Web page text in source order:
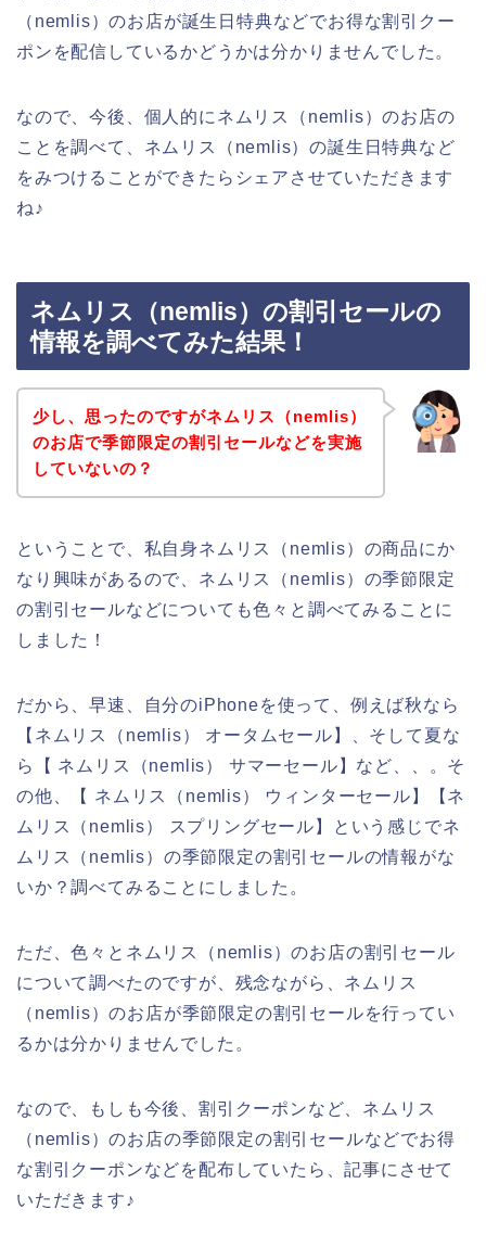
（nemlis）のお店が誕生日特典などでお得な割引クー
ポンを配信しているかどうかは分かりませんでした。
なので、今後、個人的にネムリス（nemlis）のお店の
ことを調べて、ネムリス（nemlis）の誕生日特典など
をみつけることができたらシェアさせていただきます
ね♪
ネムリス（nemlis）の割引セールの
情報を調べてみた結果！
少し、思ったのですがネムリス（nemlis）
のお店で季節限定の割引セールなどを実施
していないの？
ということで、私自身ネムリス（nemlis）の商品にか
なり興味があるので、ネムリス（nemlis）の季節限定
の割引セールなどについても色々と調べてみることに
しました！
だから、早速、自分のiPhoneを使って、例えば秋なら
【ネムリス（nemlis） オータムセール】、そして夏な
ら【 ネムリス（nemlis） サマーセール】など、、。そ
の他、【 ネムリス（nemlis） ウィンターセール】【ネ
ムリス（nemlis） スプリングセール】という感じでネ
ムリス（nemlis）の季節限定の割引セールの情報がな
いか？調べてみることにしました。
ただ、色々とネムリス（nemlis）のお店の割引セール
について調べたのですが、残念ながら、ネムリス
（nemlis）のお店が季節限定の割引セールを行ってい
るかは分かりませんでした。
なので、もしも今後、割引クーポンなど、ネムリス
（nemlis）のお店の季節限定の割引セールなどでお得
な割引クーポンなどを配布していたら、記事にさせて
いただきます♪